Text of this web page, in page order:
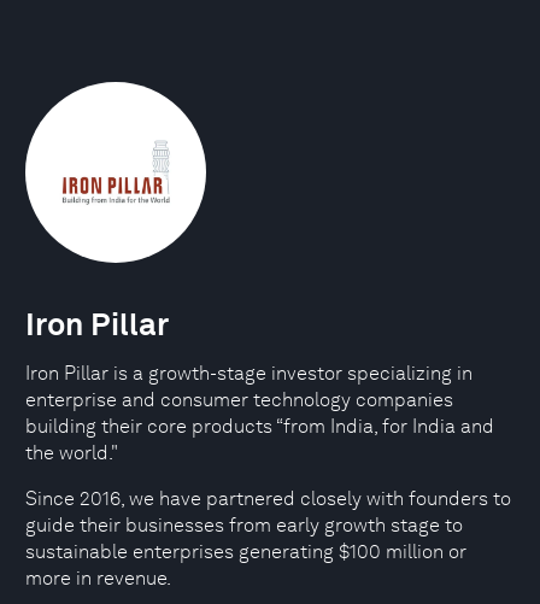
Iron Pillar
Iron Pillar is a growth-stage investor specializing in
enterprise and consumer technology companies
building their core products “from India, for India and
the world."
Since 2016, we have partnered closely with founders to
guide their businesses from early growth stage to
sustainable enterprises generating $100 million or
more in revenue.